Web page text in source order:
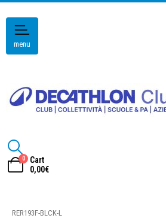
menu
0
Cart
0,00€
RER193F-BLCK-L